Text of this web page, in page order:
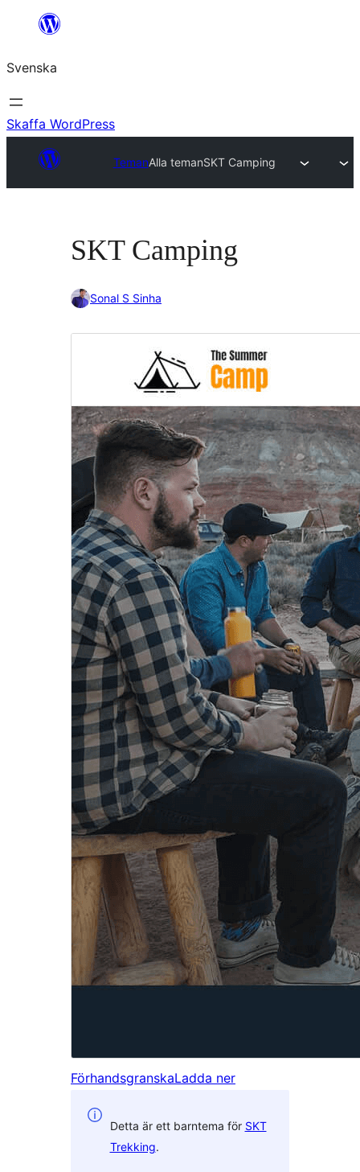
Hoppa
innehåll
Svenska
Skaffa WordPress
TemanAlla temanSKT Camping
SKT Camping
Sonal S Sinha
FörhandsgranskaLadda ner
Detta är ett barntema för SKT
Trekking.